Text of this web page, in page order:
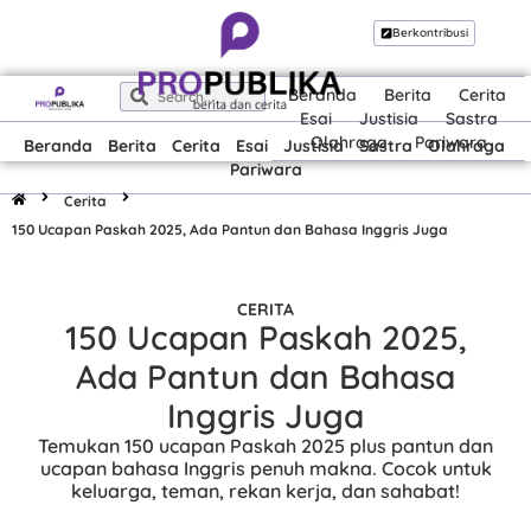
Berkontribusi
Beranda Berita Cerita Esai Justisia Sastra
Olahraga
Pariwara
Beranda Berita
Cerita
Esai
Justisia
Sastra
Olahraga
Pariwara
Cerita
150 Ucapan Paskah 2025, Ada Pantun dan Bahasa Inggris Juga
CERITA
150 Ucapan Paskah 2025,
Ada Pantun dan Bahasa
Inggris Juga
Temukan 150 ucapan Paskah 2025 plus pantun dan
ucapan bahasa Inggris penuh makna. Cocok untuk
keluarga, teman, rekan kerja, dan sahabat!